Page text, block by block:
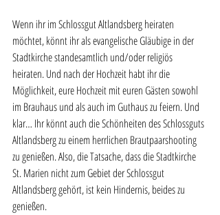
Wenn ihr im Schlossgut Altlandsberg heiraten
möchtet, könnt ihr als evangelische Gläubige in der
Stadtkirche standesamtlich und/oder religiös
heiraten. Und nach der Hochzeit habt ihr die
Möglichkeit, eure Hochzeit mit euren Gästen sowohl
im Brauhaus und als auch im Guthaus zu feiern. Und
klar… Ihr könnt auch die Schönheiten des Schlossguts
Altlandsberg zu einem herrlichen Brautpaarshooting
zu genießen. Also, die Tatsache, dass die Stadtkirche
St. Marien nicht zum Gebiet der Schlossgut
Altlandsberg gehört, ist kein Hindernis, beides zu
genießen.